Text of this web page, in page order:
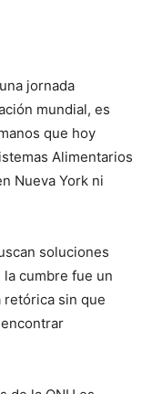
jornada
mundial, es
que hoy
Alimentarios
Nueva York ni
soluciones
cumbre fue un
retórica sin que